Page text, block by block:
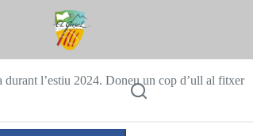
durant l’estiu 2024. Doneu un cop d’ull al fitxer